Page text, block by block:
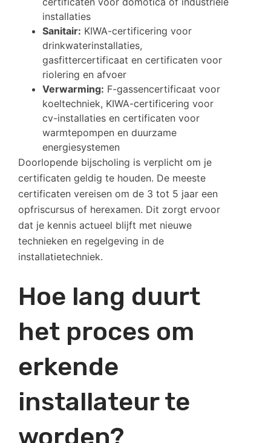
installaties
Sanitair: KIWA-certificering voor
drinkwaterinstallaties,
gasfittercertificaat en certificaten voor
riolering en afvoer
Verwarming: F-gassencertificaat voor
koeltechniek, KIWA-certificering voor
cv-installaties en certificaten voor
warmtepompen en duurzame
energiesystemen
Doorlopende bijscholing is verplicht om je
certificaten geldig te houden. De meeste
certificaten vereisen om de 3 tot 5 jaar een
opfriscursus of herexamen. Dit zorgt ervoor
dat je kennis actueel blijft met nieuwe
technieken en regelgeving in de
installatietechniek.
Hoe lang duurt
het proces om
erkende
installateur te
worden?